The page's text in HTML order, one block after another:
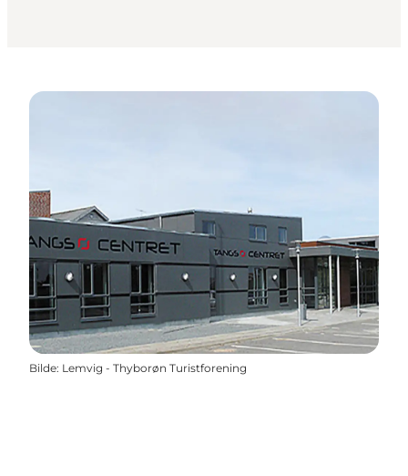
Bilde: Lemvig - Thyborøn Turistforening